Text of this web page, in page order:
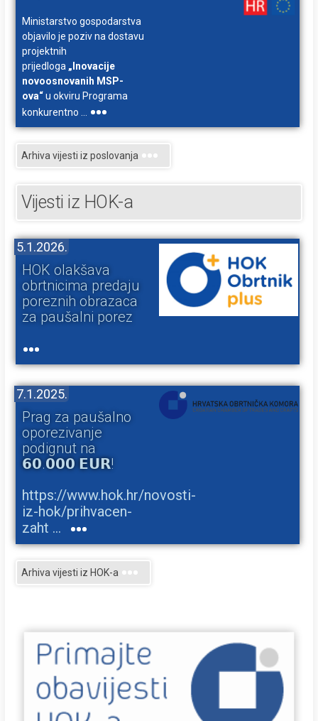
Ministarstvo gospodarstva
objavilo je poziv na dostavu
projektnih
prijedloga „Inovacije
novoosnovanih MSP-
ova“u okviru Programa
konkurentno ...
Arhiva vijesti iz poslovanja
Vijesti iz HOK-a
5.1.2026.
HOK olakšava
obrtnicima predaju
poreznih obrazaca
za paušalni porez
7.1.2025.
Prag za paušalno
oporezivanje
podignut na
𝟲𝟬.𝟬𝟬𝟬 𝗘𝗨𝗥!
https://www.hok.hr/novosti-
iz-hok/prihvacen-
zaht ...
Arhiva vijesti iz HOK-a